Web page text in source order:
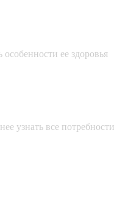
ее здоровья
узнать все потребности